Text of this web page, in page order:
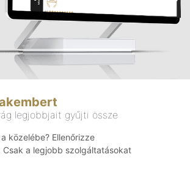
legjobbjait gyűjti össze
közelébe? Ellenőrizze
Csak a legjobb szolgáltatásokat